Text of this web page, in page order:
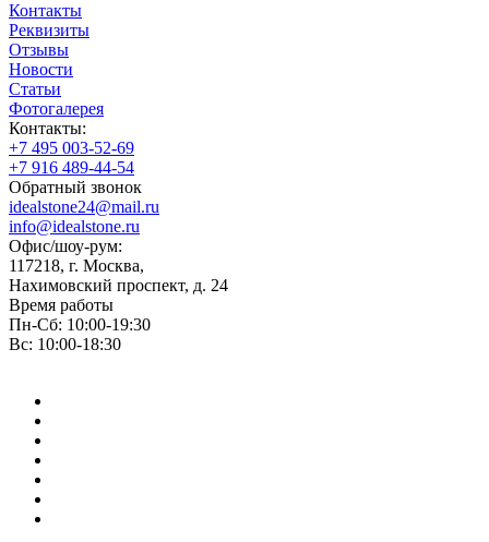
Контакты
Реквизиты
Отзывы
Новости
Статьи
Фотогалерея
Контакты:
+7 495 003-52-69
+7 916 489-44-54
Обратный звонок
idealstone24@mail.ru
info@idealstone.ru
Офис/шоу-рум:
117218, г. Москва,
Нахимовский проспект, д. 24
Время работы
Пн-Сб: 10:00-19:30
Вс: 10:00-18:30